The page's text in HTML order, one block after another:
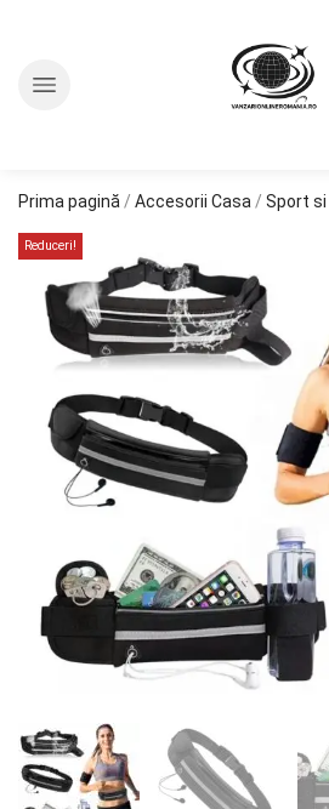
Prima pagină / Accesorii Casa / Sport
Reduceri!